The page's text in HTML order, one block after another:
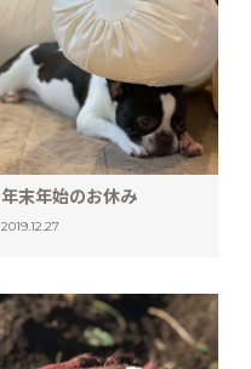
年末年始のお休み
2019.12.27